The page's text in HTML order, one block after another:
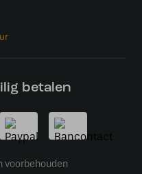
betalen
voorbehouden